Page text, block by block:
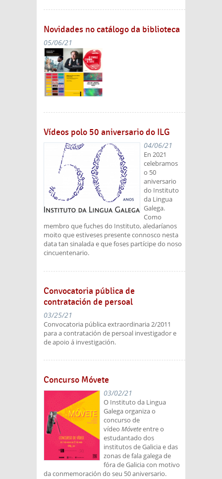
Novidades no catálogo da biblioteca
05/06/21
Vídeos polo 50 aniversario do ILG
04/06/21
En 2021
celebramos
o 50
aniversario
do Instituto
da Lingua
Galega.
Como
membro que fuches do Instituto, aledaríanos
moito que estiveses presente connosco nesta
data tan sinalada e que foses partícipe do noso
cincuentenario.
Convocatoria pública de
contratación de persoal
03/25/21
Convocatoria pública extraordinaria 2/2011
para a contratación de persoal investigador e
de apoio á investigación.
Concurso Móvete
03/02/21
O Instituto da Lingua
Galega organiza o
concurso de
vídeo Móveteentre o
estudantado dos
institutos de Galicia e das
zonas de fala galega de
fóra de Galicia con motivo
da conmemoración do seu 50 aniversario.